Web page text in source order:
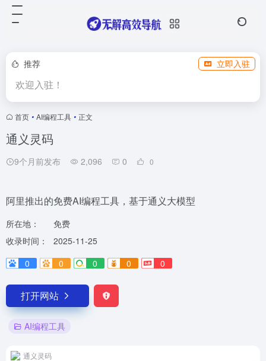
推荐 立即入驻
欢迎入驻！
首页 • AI编程工具 • 正文
通义灵码
9个月前发布 2,096 0 0
阿里推出的免费AI编程工具，基于通义大模型
所在地：
免费
收录时间：
2025-11-25
0
0 0 0 0
打开网站
AI编程工具
通义灵码